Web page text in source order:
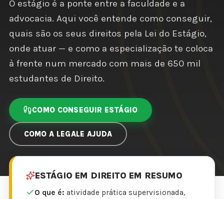
O estágio é a ponte entre a faculdade e a
advocacia. Aqui você entende como conseguir,
quais são os seus direitos pela Lei do Estágio,
onde atuar — e como a especialização te coloca
à frente num mercado com mais de 650 mil
estudantes de Direito.
COMO CONSEGUIR ESTÁGIO
COMO A LEGALE AJUDA
ESTÁGIO EM DIREITO EM RESUMO
O que é: atividade prática supervisionada,